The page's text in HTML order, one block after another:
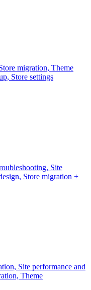
migration, Theme
Store settings
Site
Store migration +
Site performance and
Theme